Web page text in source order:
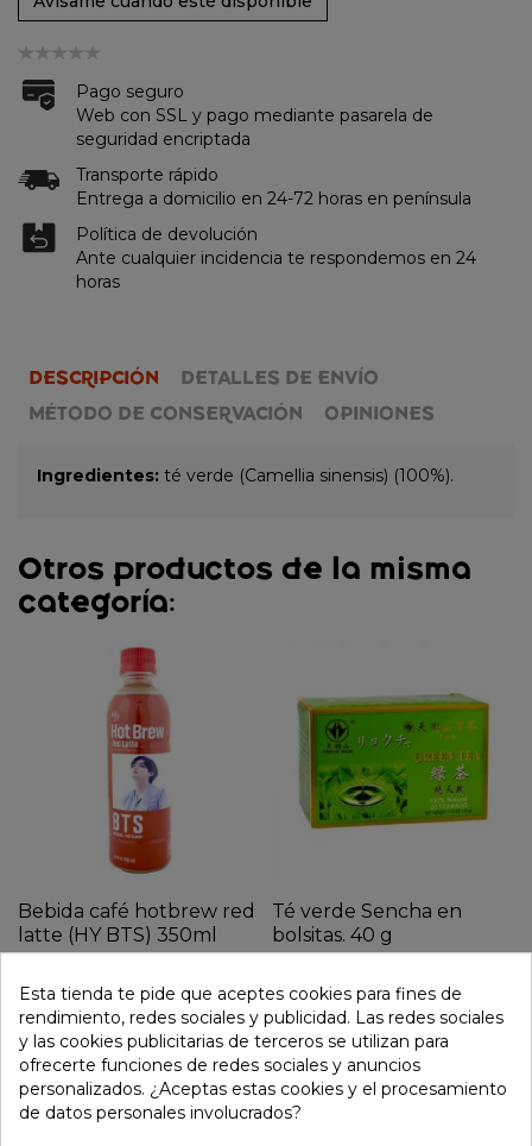
Pago seguro
Web con SSL y pago mediante pasarela de
seguridad encriptada
Transporte rápido
Entrega a domicilio en 24-72 horas en península
Política de devolución
Ante cualquier incidencia te respondemos en 24
horas
DESCRIPCIÓN
DETALLES DE ENVÍO
MÉTODO DE CONSERVACIÓN
OPINIONES
Ingredientes: té verde (Camellia sinensis) (100%).
Otros productos de la misma
categoría:
Bebida café hotbrew red
latte (HY BTS) 350ml
Té verde Sencha en
bolsitas. 40 g
Esta tienda te pide que aceptes cookies para fines de
rendimiento, redes sociales y publicidad. Las redes sociales
y las cookies publicitarias de terceros se utilizan para
ofrecerte funciones de redes sociales y anuncios
personalizados. ¿Aceptas estas cookies y el procesamiento
de datos personales involucrados?